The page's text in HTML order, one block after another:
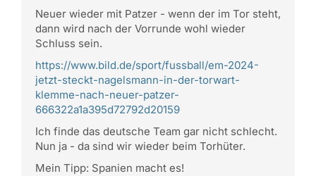
Neuer wieder mit Patzer - wenn der im Tor steht,
dann wird nach der Vorrunde wohl wieder
Schluss sein.
https://www.bild.de/sport/fussball/em-2024-
jetzt-steckt-nagelsmann-in-der-torwart-
klemme-nach-neuer-patzer-
666322a1a395d72792d20159
Ich finde das deutsche Team gar nicht schlecht.
Nun ja - da sind wir wieder beim Torhüter.
Mein Tipp: Spanien macht es!